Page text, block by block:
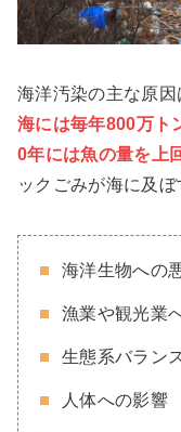
海洋汚染の主な原
海には毎年800万ト
0年には魚の量を上
ックごみが海に及ぼ
海洋生物への
漁業や観光業
生態系バラン
人体への影響